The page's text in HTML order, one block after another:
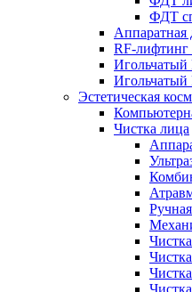
ФДТ
Аппаратная
RF-лифтинг
Игольчатый
Игольчатый
Эстетическая
Чистка лица